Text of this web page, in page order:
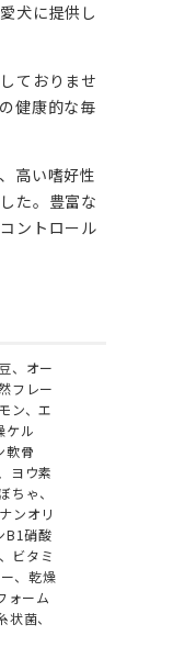
犬に提供し
ておりませ
健康的な毎
高い嗜好性
た。豊富な
ントロール
、オー
フレー
ン、エ
ケル
軟骨
ヨウ素
ゃ、
ンオリ
B1硝酸
ビタミ
、乾燥
ォーム
菌、